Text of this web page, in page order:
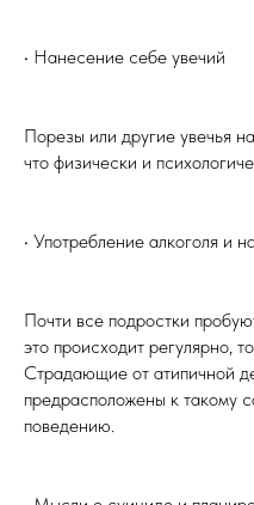
• Нанесение себе увечий
Порезы или другие увечья
что физически и
• Употребление алкоголя и
Почти все подростки
это происходит регулярно,
Страдающие от атипичной
предрасположены к такому
поведению.